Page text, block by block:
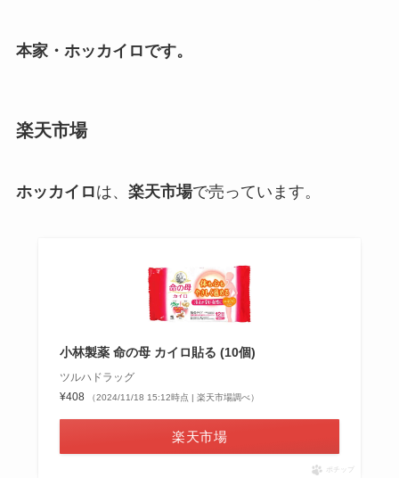
本家・ホッカイロです。
楽天市場
ホッカイロは、 楽天市場で売っています。
小林製薬 命の母 カイロ貼る (10個)
ツルハドラッグ
¥408
（2024/11/18 15:12時点 | 楽天市場調べ）
楽天市場
ポチップ